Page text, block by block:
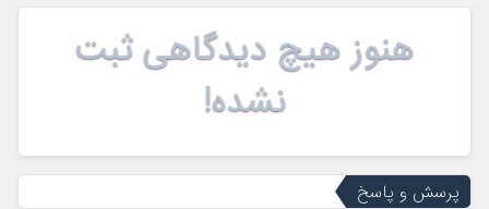
هنوز هیچ دیدگاهی ثبت
نشده!
پرسش و پاسخ